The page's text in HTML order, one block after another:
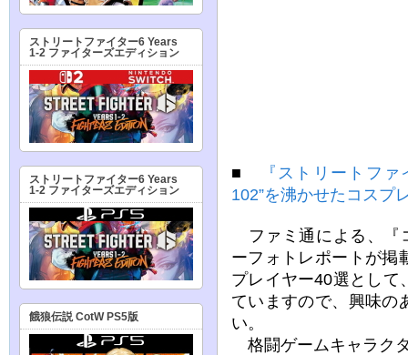
■
『ストリートフ
102”を沸かせたコスプ
ファミ通による、『
ーフォトレポートが掲
プレイヤー40選として
ていますので、興味の
い。
格闘ゲームキャラク
ストリートファイター6 Years
1-2 ファイターズエディション
ストリートファイター6 Years
1-2 ファイターズエディション
餓狼伝説 CotW PS5版